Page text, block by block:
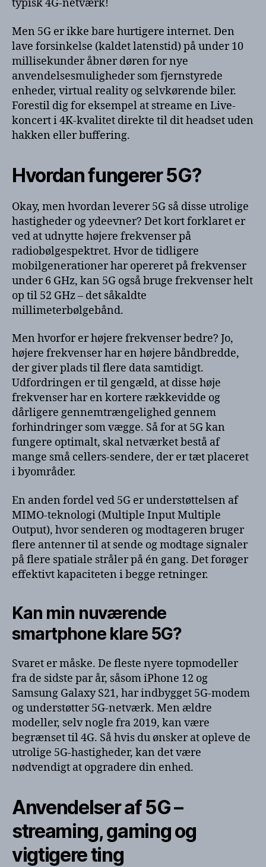
typisk 4G-netværk!
Men 5G er ikke bare hurtigere internet. Den
lave forsinkelse (kaldet latenstid) på under 10
millisekunder åbner døren for nye
anvendelsesmuligheder som fjernstyrede
enheder, virtual reality og selvkørende biler.
Forestil dig for eksempel at streame en Live-
koncert i 4K-kvalitet direkte til dit headset uden
hakken eller buffering.
Hvordan fungerer 5G?
Okay, men hvordan leverer 5G så disse utrolige
hastigheder og ydeevner? Det kort forklaret er
ved at udnytte højere frekvenser på
radiobølgespektret. Hvor de tidligere
mobilgenerationer har opereret på frekvenser
under 6 GHz, kan 5G også bruge frekvenser helt
op til 52 GHz – det såkaldte
millimeterbølgebånd.
Men hvorfor er højere frekvenser bedre? Jo,
højere frekvenser har en højere båndbredde,
der giver plads til flere data samtidigt.
Udfordringen er til gengæld, at disse høje
frekvenser har en kortere rækkevidde og
dårligere gennemtrængelighed gennem
forhindringer som vægge. Så for at 5G kan
fungere optimalt, skal netværket bestå af
mange små cellers-sendere, der er tæt placeret
i byområder.
En anden fordel ved 5G er understøttelsen af
MIMO-teknologi (Multiple Input Multiple
Output), hvor senderen og modtageren bruger
flere antenner til at sende og modtage signaler
på flere spatiale stråler på én gang. Det forøger
effektivt kapaciteten i begge retninger.
Kan min nuværende
smartphone klare 5G?
Svaret er måske. De fleste nyere topmodeller
fra de sidste par år, såsom iPhone 12 og
Samsung Galaxy S21, har indbygget 5G-modem
og understøtter 5G-netværk. Men ældre
modeller, selv nogle fra 2019, kan være
begrænset til 4G. Så hvis du ønsker at opleve de
utrolige 5G-hastigheder, kan det være
nødvendigt at opgradere din enhed.
Anvendelser af 5G –
streaming, gaming og
vigtigere ting